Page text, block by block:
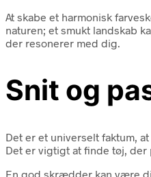
At skabe et harmonisk
naturen; et smukt landskab
der resonerer med dig.
Snit og
Det er et universelt faktum,
Det er vigtigt at finde tøj,
En god skrædder kan være